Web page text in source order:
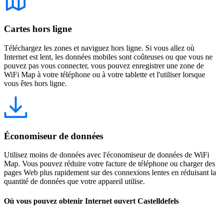
Cartes hors ligne
Téléchargez les zones et naviguez hors ligne. Si vous allez où
Internet est lent, les données mobiles sont coûteuses ou que vous ne
pouvez pas vous connecter, vous pouvez enregistrer une zone de
WiFi Map à votre téléphone ou à votre tablette et l'utiliser lorsque
vous êtes hors ligne.
Économiseur de données
Utilisez moins de données avec l'économiseur de données de WiFi
Map. Vous pouvez réduire votre facture de téléphone ou charger des
pages Web plus rapidement sur des connexions lentes en réduisant la
quantité de données que votre appareil utilise.
Où vous pouvez obtenir Internet ouvert Castelldefels